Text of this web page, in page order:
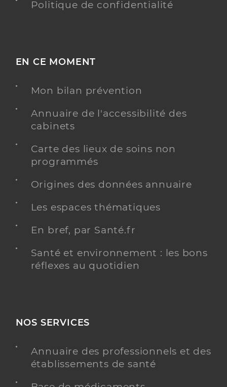
Politique de confidentialité
EN CE MOMENT
Mon bilan prévention
Annuaire de l'accessibilité des
cabinets
Carte des lieux de soins non
programmés
Origines des données annuaire
Les espaces thématiques
En bref, par Santé.fr
Santé et environnement : les bons
réflexes au quotidien
NOS SERVICES
Annuaire des professionnels et des
établissements de santé